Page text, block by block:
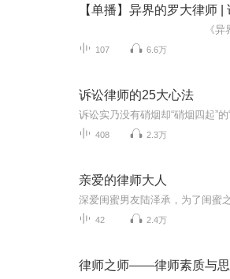
【单播】异界的罗大律师 |
107 6.6万
诉讼律师的25大心法
408 2.3万
亲爱的律师大人
42 2.4万
律师之师——律师素质与